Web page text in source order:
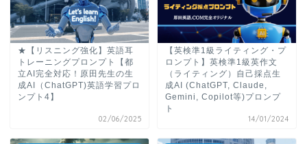
★【リスニング強化】英語耳
トレーニングプロンプト【都
立AI完全対応！原田先生の生
成AI（ChatGPT)英語学習プロ
ンプト4】
02/06/2025
【英検準1級ライティング・プ
ロンプト】英検準1級英作文
（ライティング）自己採点生
成AI (ChatGPT, Claude,
Gemini, Copilot等)プロンプ
ト
14/01/2024